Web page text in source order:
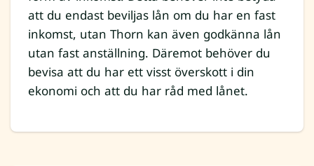
att du endast beviljas lån om du har en fast
inkomst, utan Thorn kan även godkänna lån
utan fast anställning. Däremot behöver du
bevisa att du har ett visst överskott i din
ekonomi och att du har råd med lånet.